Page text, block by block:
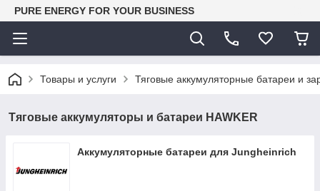
PURE ENERGY FOR YOUR BUSINESS
Товары и услуги Тяговые аккумуляторные батареи и
Тяговые аккумуляторы и батареи HAWKER
Аккумуляторные батареи для Jungheinrich